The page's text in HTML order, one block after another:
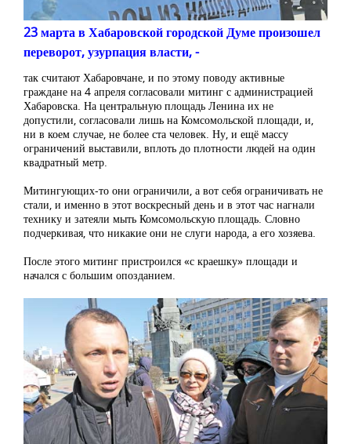
23 марта в Хабаровской городской Думе произошел
переворот, узурпация власти, -
так считают Хабаровчане, и по этому поводу активные
граждане на 4 апреля согласовали митинг с администрацией
Хабаровска. На центральную площадь Ленина их не
допустили, согласовали лишь на Комсомольской площади, и,
ни в коем случае, не более ста человек. Ну, и ещё массу
ограничений выставили, вплоть до плотности людей на один
квадратный метр.
Митингующих-то они ограничили, а вот себя ограничивать не
стали, и именно в этот воскресный день и в этот час нагнали
технику и затеяли мыть Комсомольскую площадь. Словно
подчеркивая, что никакие они не слуги народа, а его хозяева.
После этого митинг пристроился «с краешку» площади и
начался с большим опозданием.